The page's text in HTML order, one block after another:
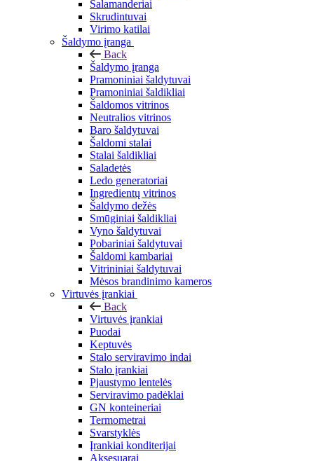
Salamanderiai
Skrudintuvai
Virimo katilai
Šaldymo įranga
Back
Šaldymo įranga
Pramoniniai šaldytuvai
Pramoniniai šaldikliai
Šaldomos vitrinos
Neutralios vitrinos
Baro šaldytuvai
Šaldomi stalai
Stalai šaldikliai
Saladetės
Ledo generatoriai
Ingredientų vitrinos
Šaldymo dežės
Smūginiai šaldikliai
Vyno šaldytuvai
Pobariniai šaldytuvai
Šaldomi kambariai
Vitrininiai šaldytuvai
Mėsos brandinimo kameros
Virtuvės įrankiai
Back
Virtuvės įrankiai
Puodai
Keptuvės
Stalo serviravimo indai
Stalo įrankiai
Pjaustymo lentelės
Serviravimo padėklai
GN konteineriai
Termometrai
Svarstyklės
Įrankiai konditerijai
Aksesuarai